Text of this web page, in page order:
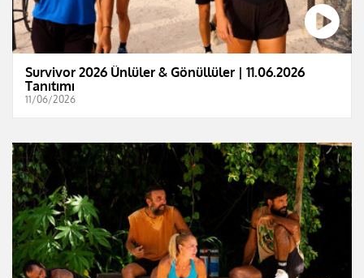
Survivor 2026 Ünlüler & Gönüllüler | 11.06.2026
Tanıtımı
11/06/2026